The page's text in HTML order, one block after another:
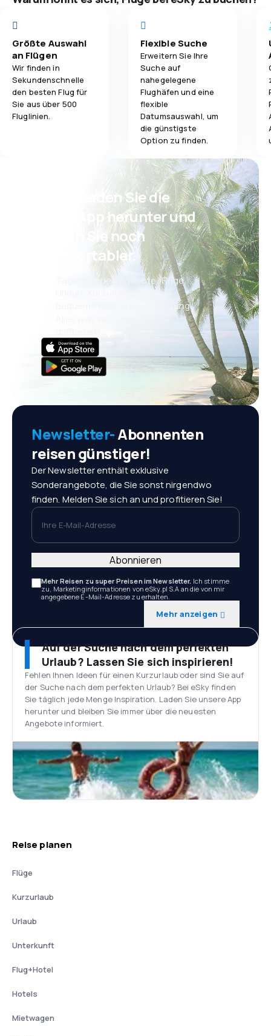
5,0
Reisekomfort 1,0
Gepäckbeförderung 5,0
Verpflegung 1,0
Größte Auswahl
an Flügen
Wir finden in
Sekundenschnelle
den besten Flug für
Sie aus über 500
Fluglinien.
Flexible Suche
Erweitern Sie Ihre
Suche auf
nahegelegene
Flughäfen und eine
flexible
Datumsauswahl, um
die günstigste
Option zu finden.
Psst! Laden Sie die
eSky App herunter und
reisen Sie noch
komfortabler.
Täglich neue Angebote: Flüge,
Bequeme Buchungsverwaltung
Newsletter-Abonnenten
reisen günstiger!
Der Newsletter enthält exklusive
Sonderangebote, die Sie sonst nirgendwo
finden. Melden Sie sich an und profitieren Sie!
Ihre E-Mail-Adresse
Mehr Reisen zu super Preisen im Newsletter. Ich stimme
zu, Marketinginformationen von eSky.pl S.A an die von mir
angegebene E-Mail-Adresse zu erhalten.
Mehr anzeigen
Abonnieren
Auf der Suche nach dem perfekten
Urlaub? Lassen Sie sich inspirieren!
Fehlen Ihnen Ideen für einen Kurzurlaub oder sind Sie auf
der Suche nach dem perfekten Urlaub? Bei eSky finden
Sie täglich jede Menge Inspiration. Laden Sie unsere App
herunter und bleiben Sie immer über die neuesten
Angebote informiert.
Reise planen
Flüge
Kurzurlaub
Urlaub
Unterkunft
Flug+Hotel
Hotels
Mietwagen